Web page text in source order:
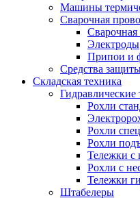
Машины
Сварочная
Сварочная
Электроды
Припои и
Средства
Складская техника
Рохли
Рохли
Рохли
Тележки с
Рохли с
Тележки
Штабелеры